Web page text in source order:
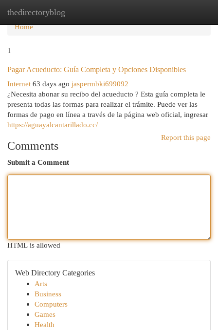
thedirectoryblog
Home
1
Pagar Acueducto: Guía Completa y Opciones Disponibles
Internet 63 days ago jaspermbki699092
¿Necesita abonar su recibo del acueducto ? Esta guía completa le
presenta todas las formas para realizar el trámite. Puede ver las
formas de pago en línea a través de la página web oficial, ingresar
https://aguayalcantarillado.cc/
Report this page
Comments
Submit a Comment
HTML is allowed
Web Directory Categories
Arts
Business
Computers
Games
Health